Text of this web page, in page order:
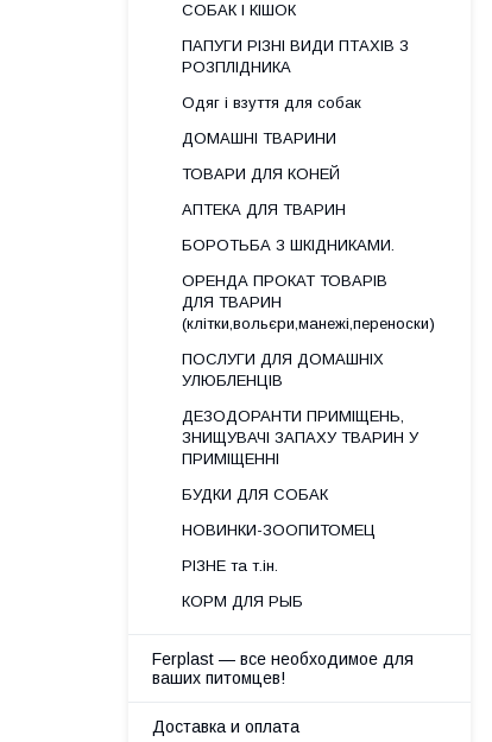
СОБАК І КІШОК
ПАПУГИ РІЗНІ ВИДИ ПТАХІВ З
РОЗПЛІДНИКА
Одяг і взуття для собак
ДОМАШНІ ТВАРИНИ
ТОВАРИ ДЛЯ КОНЕЙ
АПТЕКА ДЛЯ ТВАРИН
БОРОТЬБА З ШКІДНИКАМИ.
ОРЕНДА ПРОКАТ ТОВАРІВ
ДЛЯ ТВАРИН
(клітки,вольєри,манежі,переноски)
ПОСЛУГИ ДЛЯ ДОМАШНІХ
УЛЮБЛЕНЦІВ
ДЕЗОДОРАНТИ ПРИМІЩЕНЬ,
ЗНИЩУВАЧІ ЗАПАХУ ТВАРИН У
ПРИМІЩЕННІ
БУДКИ ДЛЯ СОБАК
НОВИНКИ-ЗООПИТОМЕЦ
РІЗНЕ та т.ін.
КОРМ ДЛЯ РЫБ
Ferplast — все необходимое для
ваших питомцев!
Доставка и оплата